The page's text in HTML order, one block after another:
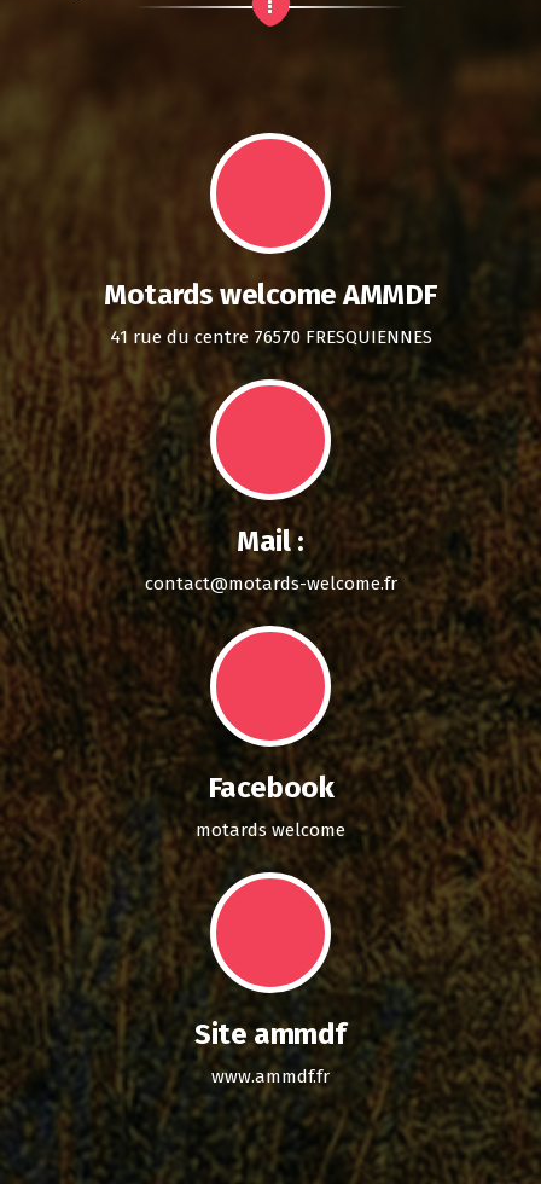
Motards welcome AMMDF
41 rue du centre 76570 FRESQUIENNES
Mail :
contact@motards-welcome.fr
Facebook
motards welcome
Site ammdf
www.ammdf.fr